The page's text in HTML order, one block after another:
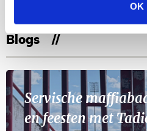
OK
Blogs
Servische
en feesten met